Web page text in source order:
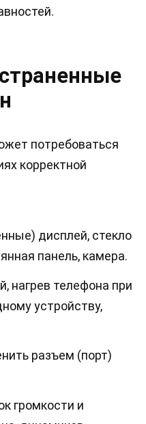
потребоваться
корректной
дисплей, стекло
панель, камера.
нагрев телефона при
устройству,
разъем (порт)
громкости и